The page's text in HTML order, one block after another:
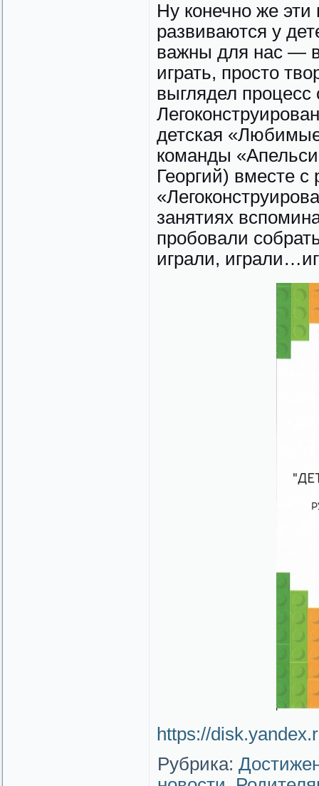
Ну конечно же эти
развиваются у
важны для нас —
играть, просто
выглядел процесс
детская
команды
Георгий) вместе с
занятиях
пробовали
играли,
https://
Рубрика: